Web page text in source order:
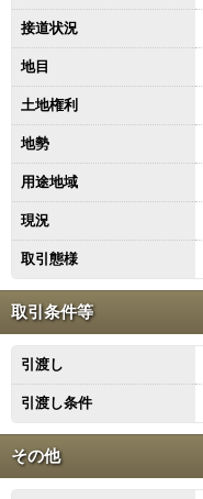
接道状況
地目
土地権利
地勢
用途地域
現況
取引態様
取引条件等
引渡し
引渡し条件
その他